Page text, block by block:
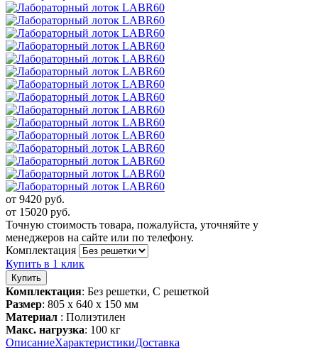
от 9420 руб.
от 15020 руб.
Точную стоимость товара, пожалуйста, уточняйте у
менеджеров на сайте или по телефону.
Комплектация
Купить в 1 клик
Комплектация: Без решетки, С решеткой
Размер: 805 x 640 x 150 мм
Материал : Полиэтилен
Макс. нагрузка: 100 кг
ОписаниеХарактеристикиДоставка